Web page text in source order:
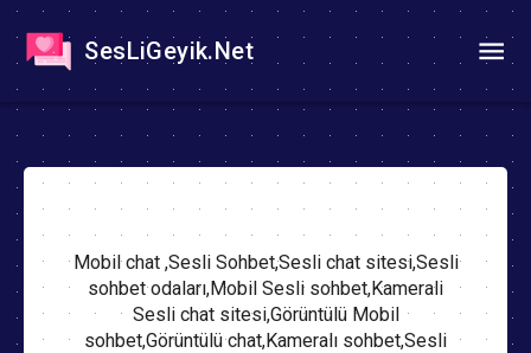
SesLiGeyik.Net
Mobil chat ,Sesli Sohbet,Sesli chat sitesi,Sesli
sohbet odaları,Mobil Sesli sohbet,Kamerali
Sesli chat sitesi,Görüntülü Mobil
sohbet,Görüntülü chat,Kameralı sohbet,Sesli